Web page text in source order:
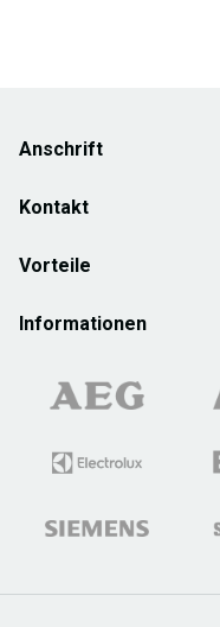
Anschrift
Kontakt
Vorteile
Informationen